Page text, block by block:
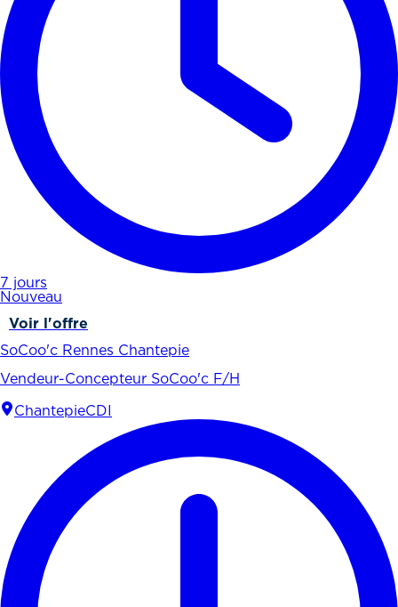
7 jours
Nouveau
Voir l'offre
SoCoo'c Rennes Chantepie
Vendeur-Concepteur SoCoo'c F/H
ChantepieCDI